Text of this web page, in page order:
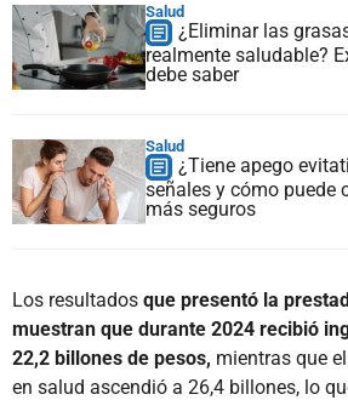
Salud
¿Eliminar las
realmente saludable?
debe saber
Salud
¿Tiene apego
señales y cómo puede
más seguros
Los resultados que presentó la
muestran que durante 2024 recibió
22,2 billones de pesos, mientras que
en salud ascendió a 26,4 billones, lo